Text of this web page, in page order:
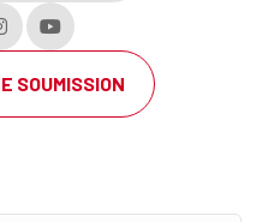
SOUMISSION